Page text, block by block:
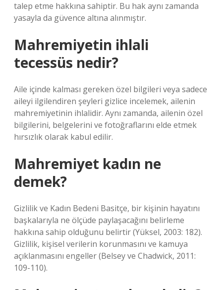
talep etme hakkına sahiptir. Bu hak aynı zamanda
yasayla da güvence altına alınmıştır.
Mahremiyetin ihlali
tecessüs nedir?
Aile içinde kalması gereken özel bilgileri veya sadece
aileyi ilgilendiren şeyleri gizlice incelemek, ailenin
mahremiyetinin ihlalidir. Aynı zamanda, ailenin özel
bilgilerini, belgelerini ve fotoğraflarını elde etmek
hırsızlık olarak kabul edilir.
Mahremiyet kadın ne
demek?
Gizlilik ve Kadın Bedeni Basitçe, bir kişinin hayatını
başkalarıyla ne ölçüde paylaşacağını belirleme
hakkına sahip olduğunu belirtir (Yüksel, 2003: 182).
Gizlilik, kişisel verilerin korunmasını ve kamuya
açıklanmasını engeller (Belsey ve Chadwick, 2011:
109-110).